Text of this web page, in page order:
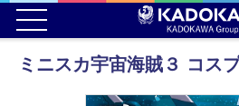
ミニスカ宇宙海賊３ コス